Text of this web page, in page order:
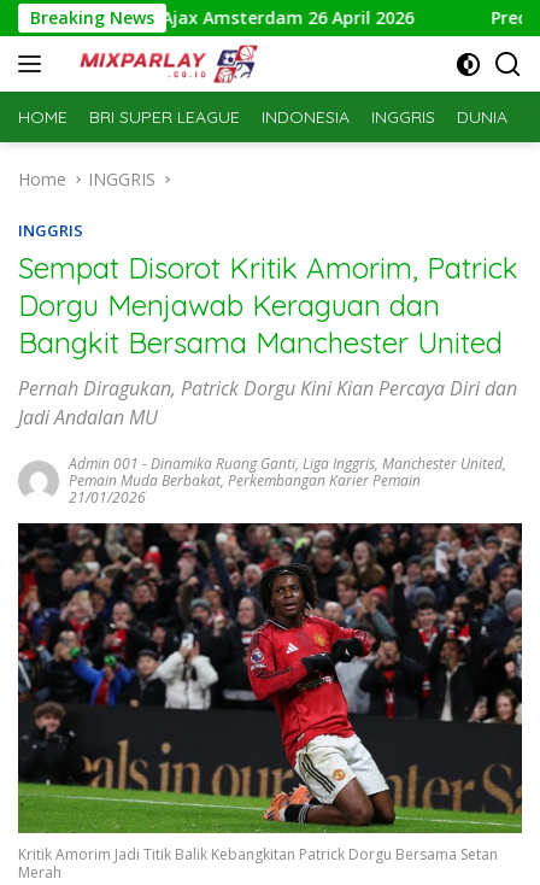
Skip
to
content
Breaking News
Breda vs Ajax Amsterdam 26 April 2026 Prediksi
HOME BRI SUPER LEAGUE INDONESIA INGGRIS DUNIA
Home INGGRIS
INGGRIS
Sempat Disorot Kritik Amorim, Patrick
Dorgu Menjawab Keraguan dan
Bangkit Bersama Manchester United
Pernah Diragukan, Patrick Dorgu Kini Kian Percaya Diri dan
Jadi Andalan MU
Admin 001 -Dinamika Ruang Ganti, Liga Inggris, Manchester United,
Pemain Muda Berbakat, Perkembangan Karier Pemain
21/01/2026
Kritik Amorim Jadi Titik Balik Kebangkitan Patrick Dorgu Bersama Setan
Merah